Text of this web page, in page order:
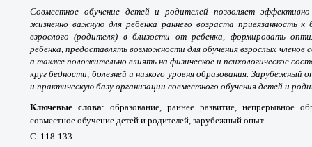
Совместное обучение детей и родителей позволяет
жизненно важную для ребенка раннего возраста привязанность к
взрослого (родителя) в близости от ребенка, формировать
ребенка, предоставлять возможности для обучения взрослых членов
а также положительно влиять на физическое и психологическое
круг бедности, болезней и низкого уровня образования.
и практическую базу организации совместного обучения детей и
Ключевые слова: образование, раннее развитие, непрерывное
совместное обучение детей и родителей, зарубежный опыт.
С. 118-133